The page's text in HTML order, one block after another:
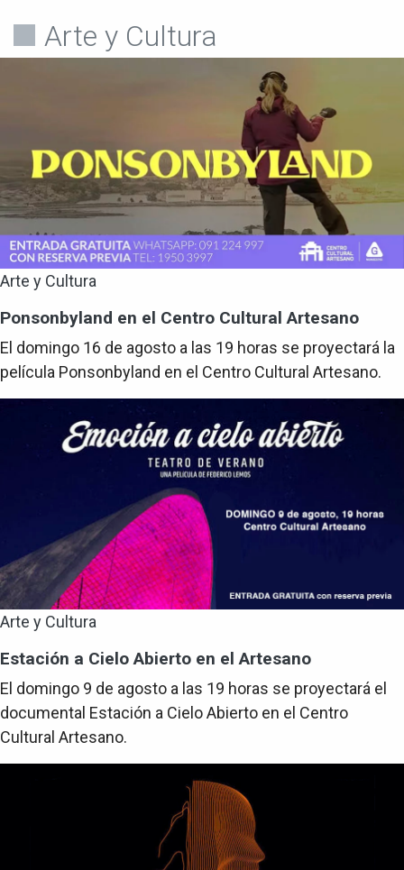
Arte y Cultura
Arte y Cultura
Ponsonbyland en el Centro Cultural Artesano
El domingo 16 de agosto a las 19 horas se proyectará la
película Ponsonbyland en el Centro Cultural Artesano.
Arte y Cultura
Estación a Cielo Abierto en el Artesano
El domingo 9 de agosto a las 19 horas se proyectará el
documental Estación a Cielo Abierto en el Centro
Cultural Artesano.